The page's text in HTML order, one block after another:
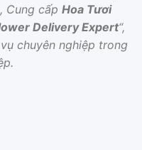
Cung cấp Hoa Tươi
Delivery Expert“,
chuyên nghiệp trong